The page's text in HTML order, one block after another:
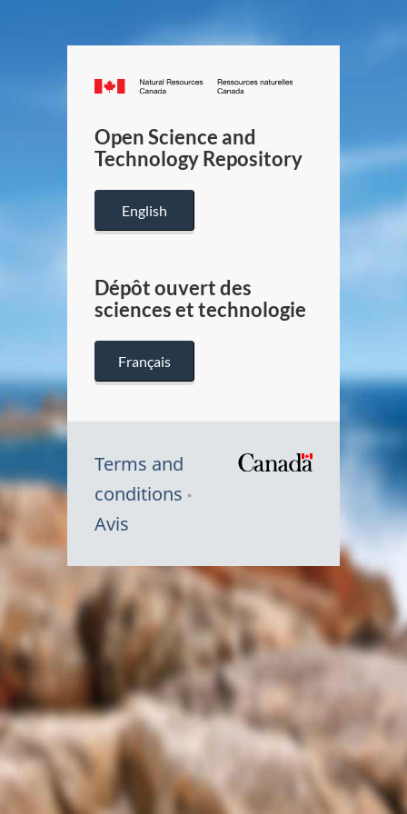
Canada.ca
/
Canada
Open Science and
Technology Repository
English
Dépôt ouvert des
sciences et technologie
Français
Terms and
conditions
Avis
Symbole
du
Canada